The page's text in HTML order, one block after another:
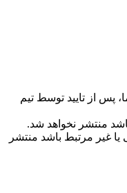
پس از تایید توسط تیم
منتشر نخواهد شد.
یا غیر مرتبط باشد منتشر